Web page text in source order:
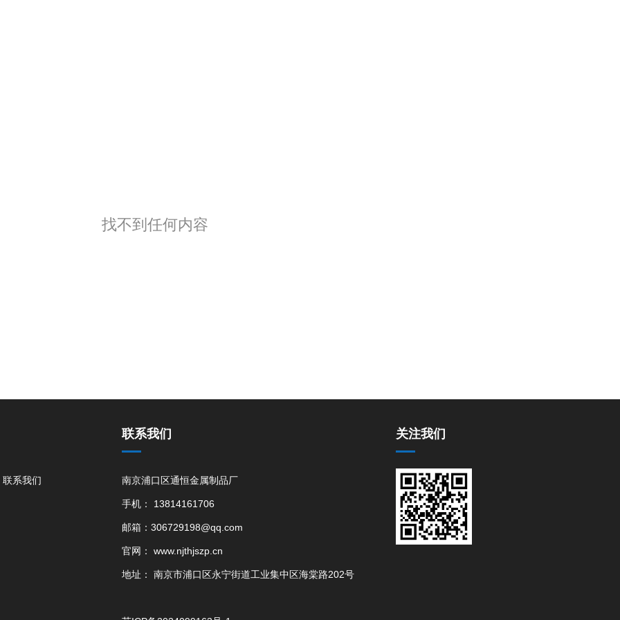
找不到任何内容
联系我们
联系我们
南京浦口区通恒金属制品厂
手机： 13814161706
邮箱：306729198@qq.com
官网： www.njthjszp.cn
地址： 南京市浦口区永宁街道工业集中区海棠路202号
关注我们